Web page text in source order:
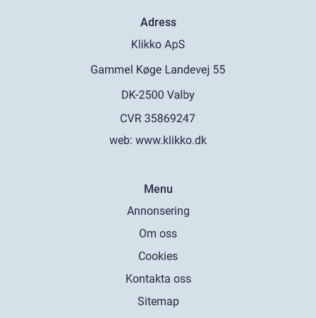
Adress
web: www.klikko.dk
Menu
Annonsering
Om oss
Cookies
Kontakta oss
Sitemap